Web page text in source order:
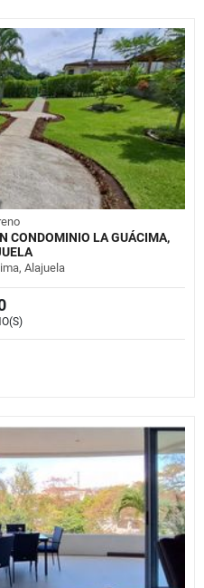
CONDOMINIO LA GUÁCIMA,
Alajuela